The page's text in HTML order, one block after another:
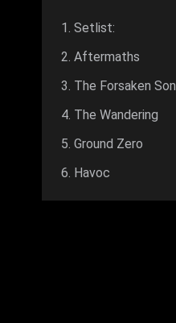
Setlist:
Aftermaths
The Forsaken Son
The Wandering
Ground Zero
Havoc